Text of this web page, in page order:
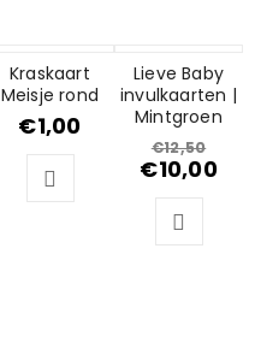
Kraskaart
Meisje rond
€1,00
AANBIEDING
Lieve Baby
invulkaarten |
Mintgroen
€12,50
€10,00